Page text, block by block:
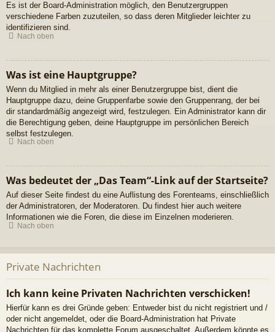
Es ist der Board-Administration möglich, den Benutzergruppen
verschiedene Farben zuzuteilen, so dass deren Mitglieder leichter zu
identifizieren sind.
Nach oben
Was ist eine Hauptgruppe?
Wenn du Mitglied in mehr als einer Benutzergruppe bist, dient die
Hauptgruppe dazu, deine Gruppenfarbe sowie den Gruppenrang, der bei
dir standardmäßig angezeigt wird, festzulegen. Ein Administrator kann dir
die Berechtigung geben, deine Hauptgruppe im persönlichen Bereich
selbst festzulegen.
Nach oben
Was bedeutet der „Das Team“-Link auf der Startseite?
Auf dieser Seite findest du eine Auflistung des Forenteams, einschließlich
der Administratoren, der Moderatoren. Du findest hier auch weitere
Informationen wie die Foren, die diese im Einzelnen moderieren.
Nach oben
Private Nachrichten
Ich kann keine Privaten Nachrichten verschicken!
Hierfür kann es drei Gründe geben: Entweder bist du nicht registriert und /
oder nicht angemeldet, oder die Board-Administration hat Private
Nachrichten für das komplette Forum ausgeschaltet. Außerdem könnte es